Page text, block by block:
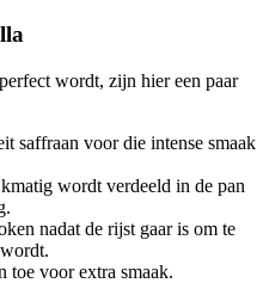
wordt, zijn hier een paar
saffraan voor die intense smaak
wordt verdeeld in de pan
nadat de rijst gaar is om te
toe voor extra smaak.